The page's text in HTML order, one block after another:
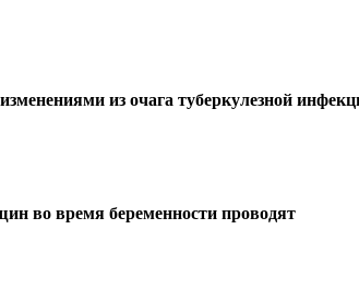
из очага туберкулезной
во время беременности проводят